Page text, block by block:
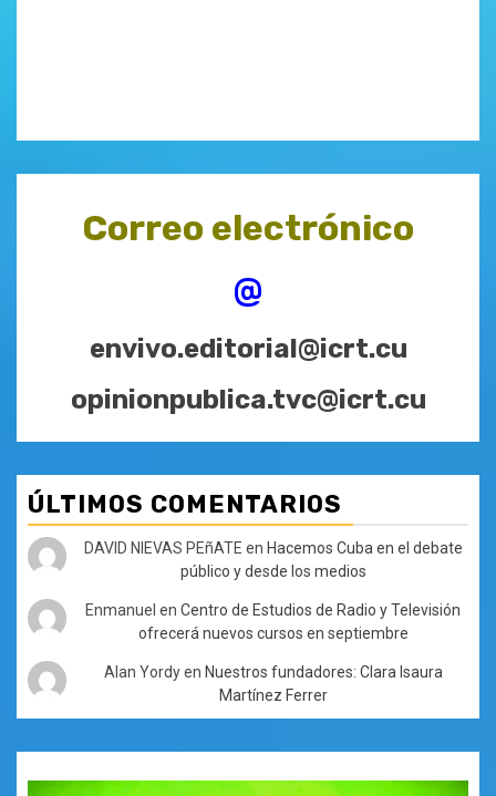
Correo electrónico
@
envivo.editorial@icrt.cu
opinionpublica.tvc@icrt.cu
ÚLTIMOS COMENTARIOS
DAVID NIEVAS PEñATE en Hacemos Cuba en el debate
público y desde los medios
Enmanuel enCentro de Estudios de Radio y Televisión
ofrecerá nuevos cursos en septiembre
Alan Yordyen Nuestros fundadores: Clara Isaura
Martínez Ferrer